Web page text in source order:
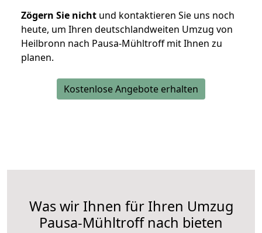
Zögern Sie nicht und kontaktieren Sie uns noch
heute, um Ihren deutschlandweiten Umzug von
Heilbronn nach Pausa-Mühltroff mit Ihnen zu
planen.
Kostenlose Angebote erhalten
Was wir Ihnen für Ihren Umzug
Pausa-Mühltroff nach bieten